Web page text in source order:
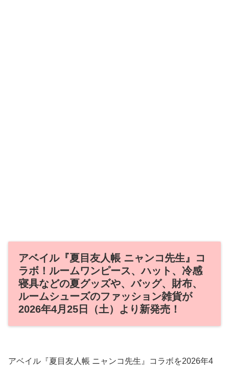
アベイル『夏目友人帳 ニャンコ先生』コ
ラボ！ルームワンピース、ハット、冷感
寝具などの夏グッズや、バッグ、財布、
ルームシューズのファッション雑貨が
2026年4月25日（土）より新発売！
アベイル『夏目友人帳 ニャンコ先生』コラボを2026年4